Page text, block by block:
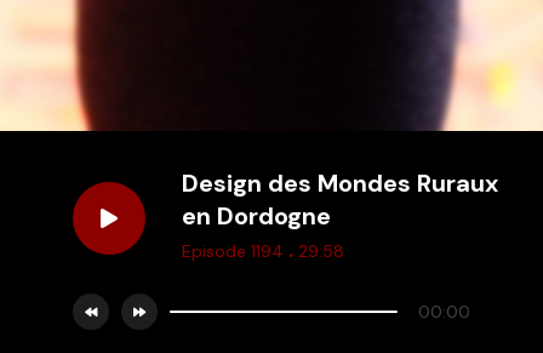
Design des Mondes Ruraux
en Dordogne
Episode 1194 . 29:58
00:00